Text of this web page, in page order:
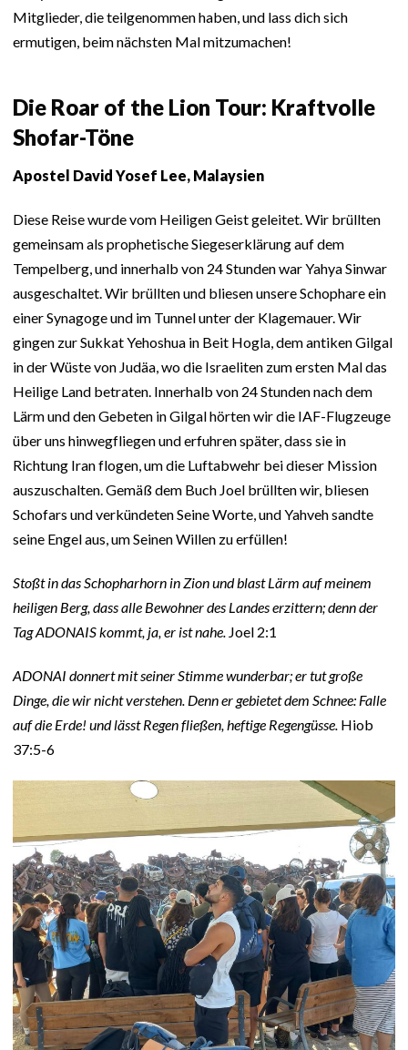
Mitglieder, die teilgenommen haben, und lass dich sich
ermutigen, beim nächsten Mal mitzumachen!
Die Roar of the Lion Tour: Kraftvolle
Shofar-Töne
Apostel David Yosef Lee, Malaysien
Diese Reise wurde vom Heiligen Geist geleitet. Wir brüllten
gemeinsam als prophetische Siegeserklärung auf dem
Tempelberg, und innerhalb von 24 Stunden war Yahya Sinwar
ausgeschaltet. Wir brüllten und bliesen unsere Schophare ein
einer Synagoge und im Tunnel unter der Klagemauer. Wir
gingen zur Sukkat Yehoshua in Beit Hogla, dem antiken Gilgal
in der Wüste von Judäa, wo die Israeliten zum ersten Mal das
Heilige Land betraten. Innerhalb von 24 Stunden nach dem
Lärm und den Gebeten in Gilgal hörten wir die IAF-Flugzeuge
über uns hinwegfliegen und erfuhren später, dass sie in
Richtung Iran flogen, um die Luftabwehr bei dieser Mission
auszuschalten. Gemäß dem Buch Joel brüllten wir, bliesen
Schofars und verkündeten Seine Worte, und Yahveh sandte
seine Engel aus, um Seinen Willen zu erfüllen!
Stoßt in das Schopharhorn in Zion und blast Lärm auf meinem
heiligen Berg, dass alle Bewohner des Landes erzittern; denn der
Tag ADONAIS kommt, ja, er ist nahe. Joel 2:1
ADONAI donnert mit seiner Stimme wunderbar; er tut große
Dinge, die wir nicht verstehen. Denn er gebietet dem Schnee: Falle
auf die Erde! und lässt Regen fließen, heftige Regengüsse. Hiob
37:5-6